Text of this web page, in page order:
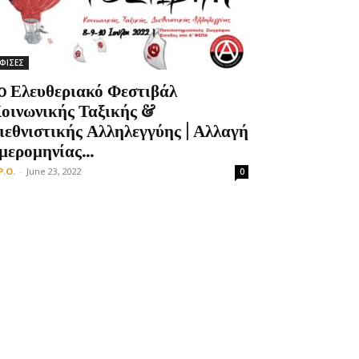
Ελευθεριακό Φεστιβάλ
Ταξικής &
Αλληλεγγύης | Αλλαγή
- June 23, 2022 0